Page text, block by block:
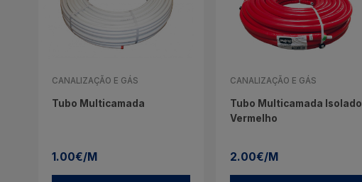
CANALIZAÇÃO E GÁS
Tubo Multicamada
1.00€/M
CANALIZAÇÃO E GÁS
Tubo Multicamada Isolado
Vermelho
2.00€/M